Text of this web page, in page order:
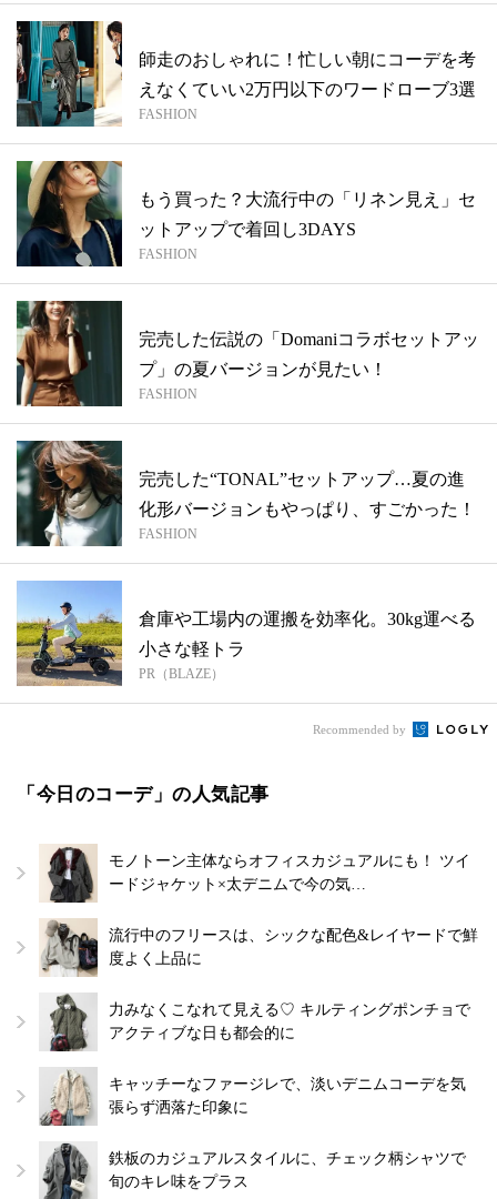
師走のおしゃれに！忙しい朝にコーデを考
えなくていい2万円以下のワードローブ3選
FASHION
もう買った？大流行中の「リネン見え」セ
ットアップで着回し3DAYS
FASHION
完売した伝説の「Domaniコラボセットアッ
プ」の夏バージョンが見たい！
FASHION
完売した“TONAL”セットアップ…夏の進
化形バージョンもやっぱり、すごかった！
FASHION
倉庫や工場内の運搬を効率化。30kg運べる
小さな軽トラ
PR（BLAZE）
Recommended by
「今日のコーデ」の人気記事
モノトーン主体ならオフィスカジュアルにも！ ツイ
ードジャケット×太デニムで今の気…
流行中のフリースは、シックな配色&レイヤードで鮮
度よく上品に
力みなくこなれて見える♡ キルティングポンチョで
アクティブな日も都会的に
キャッチーなファージレで、淡いデニムコーデを気
張らず洒落た印象に
鉄板のカジュアルスタイルに、チェック柄シャツで
旬のキレ味をプラス